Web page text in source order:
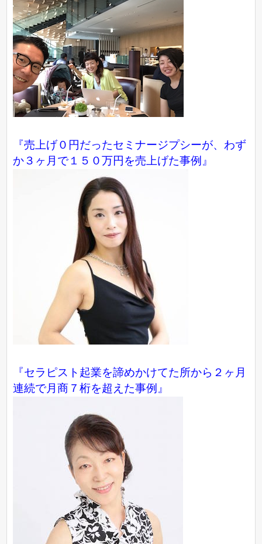
『売上げ０円だったセミナージプシーが、わず
か３ヶ月で１５０万円を売上げた事例』
『セラピスト起業を諦めかけてた所から２ヶ月
連続で月商７桁を超えた事例』